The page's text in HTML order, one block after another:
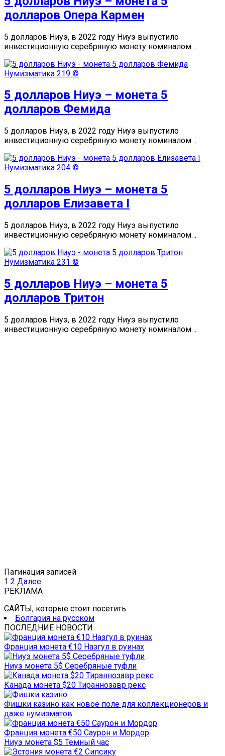
долларов Опера Кармен
5 долларов Ниуэ, в 2022 году Ниуэ выпустило
инвестиционную серебряную монету номиналом…
Нумизматика 219 ©
5 долларов Ниуэ – монета 5
долларов Фемида
5 долларов Ниуэ, в 2022 году Ниуэ выпустило
инвестиционную серебряную монету номиналом…
Нумизматика 204 ©
5 долларов Ниуэ – монета 5
долларов Елизавета I
5 долларов Ниуэ, в 2022 году Ниуэ выпустило
инвестиционную серебряную монету номиналом…
Нумизматика 231 ©
5 долларов Ниуэ – монета 5
долларов Тритон
5 долларов Ниуэ, в 2022 году Ниуэ выпустило
инвестиционную серебряную монету номиналом…
Пагинация записей
1 2 Далее
РЕКЛАМА
САЙТЫ, которые стоит посетить
Болгария на русском
ПОСЛЕДНИЕ НОВОСТИ
Франция монета €10 Назгул в руинах
Ниуэ монета 5$ Серебряные туфли
Канада монета $20 Тираннозавр рекс
Фишки казино как новое поле для коллекционеров и
даже нумизматов
Франция монета €50 Саурон и Мордор
Ниуэ монета $5 Темный час